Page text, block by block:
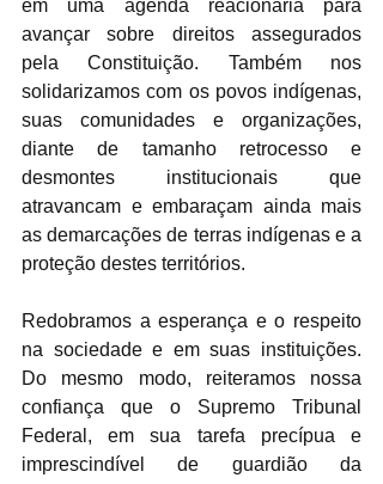
em uma agenda reacionária para
avançar sobre direitos assegurados
pela Constituição. Também nos
solidarizamos com os povos indígenas,
suas comunidades e organizações,
diante de tamanho retrocesso e
desmontes institucionais que
atravancam e embaraçam ainda mais
as demarcações de terras indígenas e a
proteção destes territórios.
Redobramos a esperança e o respeito
na sociedade e em suas instituições.
Do mesmo modo, reiteramos nossa
confiança que o Supremo Tribunal
Federal, em sua tarefa precípua e
imprescindível de guardião da